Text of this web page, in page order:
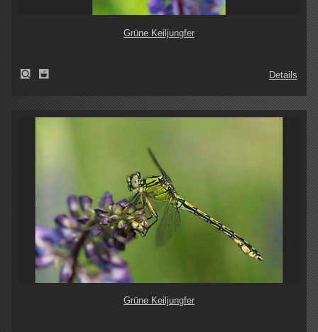
Grüne Keiljungfer
Details
Grüne Keiljungfer